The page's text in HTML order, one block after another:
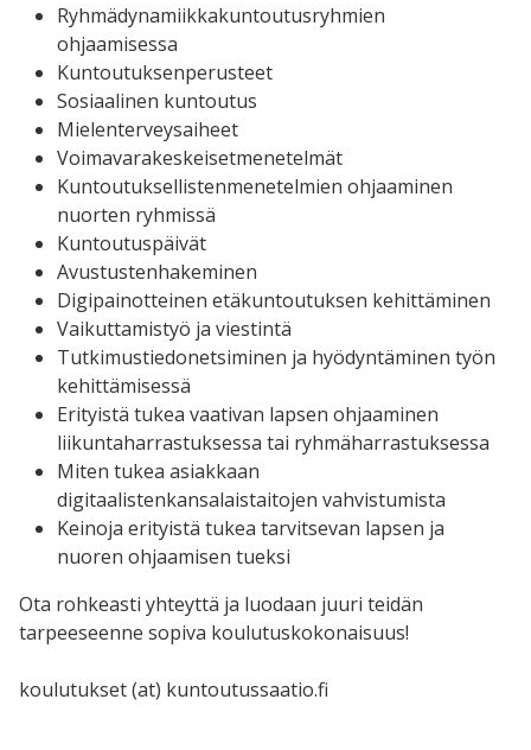
Ryhmädynamiikkakuntoutusryhmien
ohjaamisessa
Kuntoutuksenperusteet
Sosiaalinen kuntoutus
Mielenterveysaiheet
Voimavarakeskeisetmenetelmät
Kuntoutuksellistenmenetelmien ohjaaminen
nuorten ryhmissä
Kuntoutuspäivät
Avustustenhakeminen
Digipainotteinen etäkuntoutuksen kehittäminen
Vaikuttamistyö ja viestintä
Tutkimustiedonetsiminen ja hyödyntäminen työn
kehittämisessä
Erityistä tukea vaativan lapsen ohjaaminen
liikuntaharrastuksessa tai ryhmäharrastuksessa
Miten tukea asiakkaan
digitaalistenkansalaistaitojen vahvistumista
Keinoja erityistä tukea tarvitsevan lapsen ja
nuoren ohjaamisen tueksi
Ota rohkeasti yhteyttä ja luodaan juuri teidän
tarpeeseenne sopiva koulutuskokonaisuus!
koulutukset (at) kuntoutussaatio.fi